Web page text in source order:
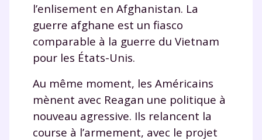
l’enlisement en Afghanistan. La
guerre afghane est un fiasco
comparable à la guerre du Vietnam
pour les États-Unis.
Au même moment, les Américains
mènent avec Reagan une politique à
nouveau agressive. Ils relancent la
course à l’armement, avec le projet